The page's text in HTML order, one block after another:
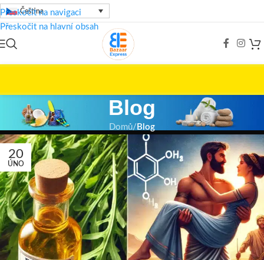
Přeskočit na navigaci
Přeskočit na hlavní obsah
Čeština
Blog
Domů/ Blog
20
ÚNO